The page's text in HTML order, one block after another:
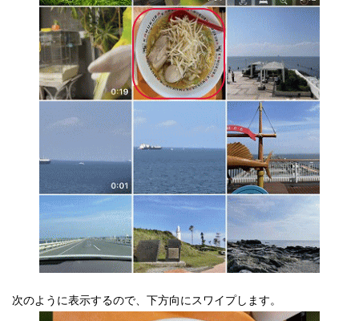
次のように表示するので、下方向にスワイプします。